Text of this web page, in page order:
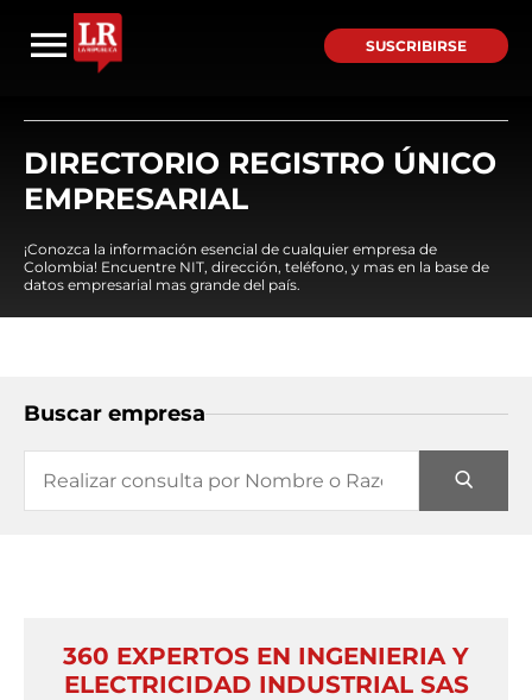
SUSCRIBIRSE
DIRECTORIO REGISTRO ÚNICO
EMPRESARIAL
¡Conozca la información esencial de cualquier empresa de
Colombia! Encuentre NIT, dirección, teléfono, y mas en la base de
datos empresarial mas grande del país.
Buscar empresa
360 EXPERTOS EN INGENIERIA Y
ELECTRICIDAD INDUSTRIAL SAS